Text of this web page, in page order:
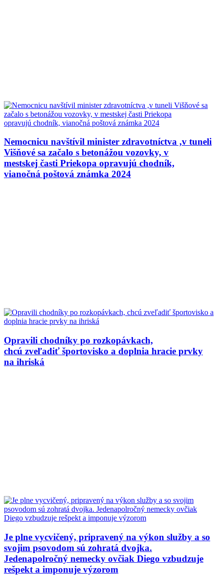
Nemocnicu navštívil minister zdravotníctva ,v tuneli
Višňové sa začalo s betonážou vozovky, v
mestskej časti Priekopa opravujú chodník,
vianočná poštová známka 2024
Opravili chodníky po rozkopávkach,
chcú zveľadiť športovisko a doplnia hracie prvky
na ihriská
Je plne vycvičený, pripravený na výkon služby a so
svojim psovodom sú zohratá dvojka.
Jedenapolročný nemecky ovčiak Diego vzbudzuje
rešpekt a imponuje výzorom